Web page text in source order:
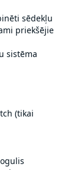
sēdekļu
priekšējie
sistēma
(tikai